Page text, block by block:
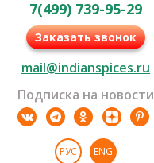
7(499) 739-95-29
Заказать звонок
mail@indianspices.ru
Подписка на новости
РУС ENG